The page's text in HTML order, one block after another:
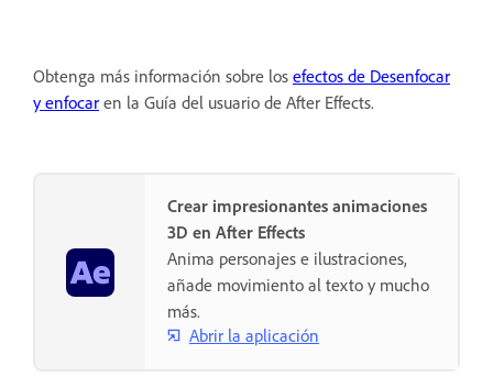
Obtenga más información sobre los efectos de Desenfocar
y enfocar en la Guía del usuario de After Effects.
Crear impresionantes animaciones
3D en After Effects
Anima personajes e ilustraciones,
añade movimiento al texto y mucho
más.
Abrir la aplicación